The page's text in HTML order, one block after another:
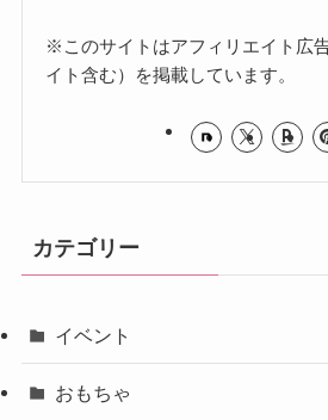
※このサイトはアフィリエイト広
イト含む）を掲載しています。
カテゴリー
イベント
おもちゃ